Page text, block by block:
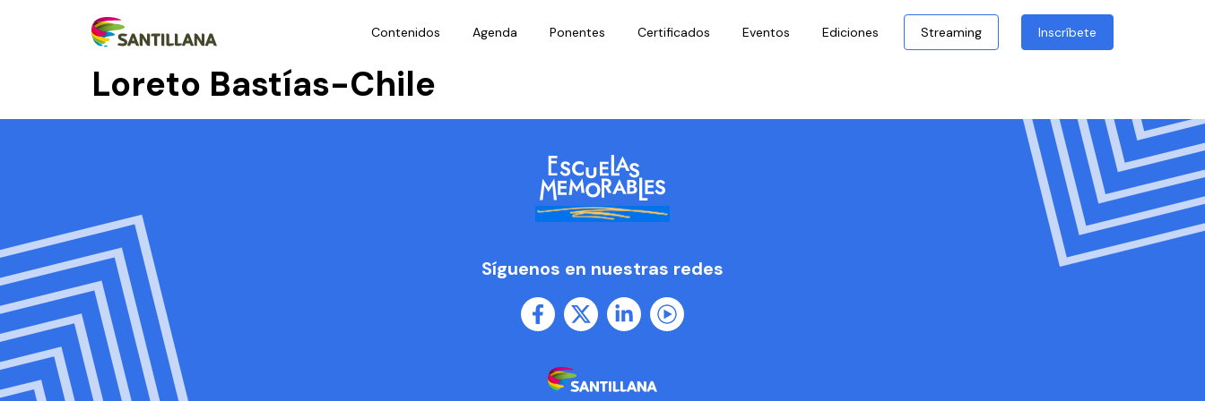
Contenidos Agenda Ponentes Certificados Eventos Ediciones Streaming Inscríbete
Loreto Bastías-Chile
Síguenos en nuestras redes